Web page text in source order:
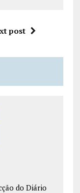
post
do Diário